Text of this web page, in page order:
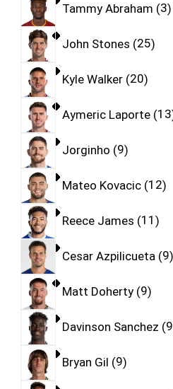
Tammy Abraham 3
John Stones 25
Kyle Walker 20
Aymeric Laporte 13
Jorginho 9
Mateo Kovacic 12
Reece James 11
Cesar Azpilicueta 9
Matt Doherty 9
Davinson Sanchez 9
Bryan Gil 9